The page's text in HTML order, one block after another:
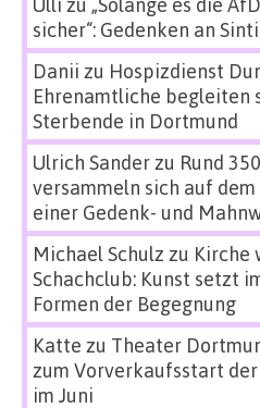
sicher“: Gedenken an
Danii zu Hospizdienst
Ehrenamtliche begleiten
Sterbende in Dortmund
Ulrich Sanderzu Rund
versammeln sich auf
einer Gedenk- und
Michael Schulz zu Kirche
Schachclub: Kunst setzt
Formen der Begegnung
Katte zu Theater
zum Vorverkaufsstart
im Juni